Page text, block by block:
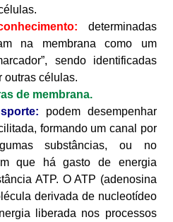
determinadas
na membrana como um
sendo identificadas
outras células.
de membrana.
podem desempenhar
formando um canal por
substâncias, ou no
que há gasto de energia
ATP. O ATP (adenosina
derivada de nucleotídeo
liberada nos processos